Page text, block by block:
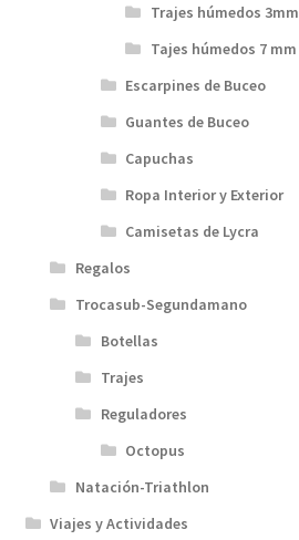
Trajes húmedos 3mm
Tajes húmedos 7 mm
Escarpines de Buceo
Guantes de Buceo
Capuchas
Ropa Interior y Exterior
Camisetas de Lycra
Regalos
Trocasub-Segundamano
Botellas
Trajes
Reguladores
Octopus
Natación-Triathlon
Viajes y Actividades